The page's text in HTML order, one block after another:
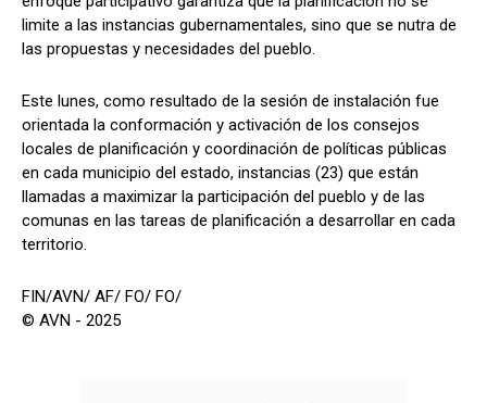
limite a las instancias gubernamentales, sino que se nutra de
las propuestas y necesidades del pueblo.
Este lunes, como resultado de la sesión de instalación fue
orientada la conformación y activación de los consejos
locales de planificación y coordinación de políticas públicas
en cada municipio del estado, instancias (23) que están
llamadas a maximizar la participación del pueblo y de las
comunas en las tareas de planificación a desarrollar en cada
territorio.
FIN/AVN/ AF/ FO/ FO/
© AVN - 2025